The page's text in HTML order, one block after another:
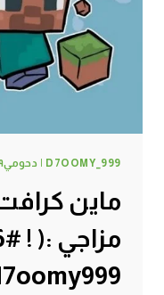
D7OOMY_999 | دحومي٩٩٩
ماين